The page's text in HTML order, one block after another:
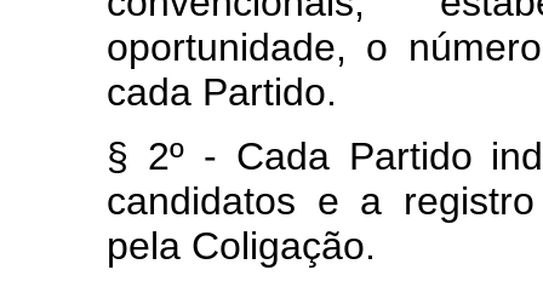
oportunidade, o
cada Partido.
§ 2º - Cada Partido
candidatos e a
pela Coligação.